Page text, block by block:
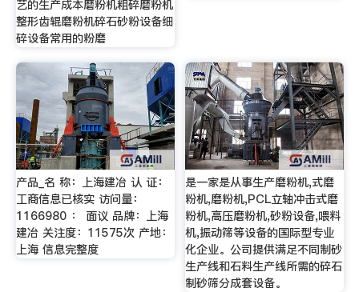
艺的生产成本磨粉机粗碎磨粉机
整形齿辊磨粉机碎石砂粉设备细
碎设备常用的粉磨
产品_名 称：上海建冶 认 证：
工商信息已核实 访问量：
1166980 ： 面议 品牌：上海
建冶 关注度：11575次 产地：
上海 信息完整度
是一家是从事生产磨粉机,式磨
粉机,磨粉机,PCL立轴冲击式磨
粉机,高压磨粉机,砂粉设备,喂料
机,振动筛等设备的国际型专业
化企业。公司提供满足不同制砂
生产线和石料生产线所需的碎石
制砂筛分成套设备。